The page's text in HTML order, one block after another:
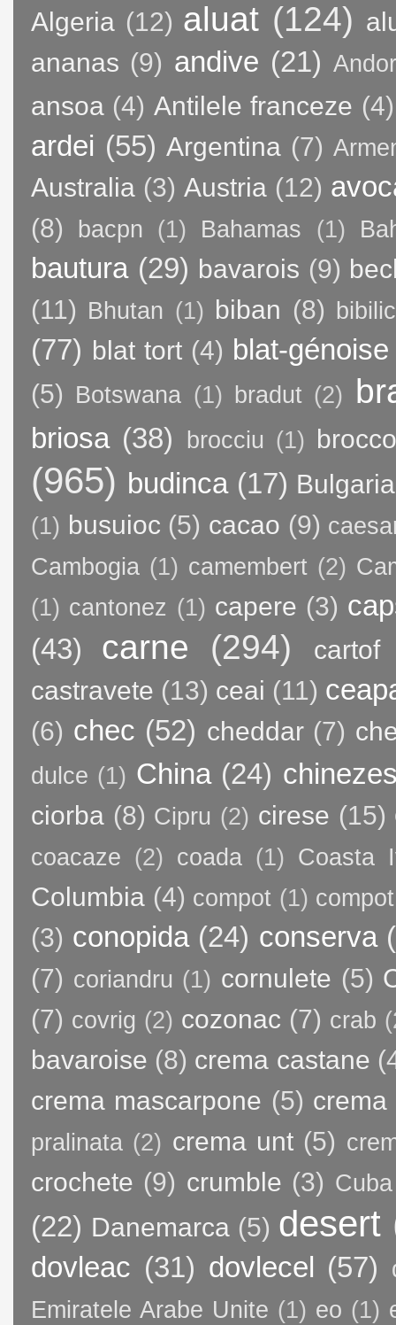
Algeria (12) aluat (124)
ananas (9) andive (21)
ansoa (4) Antilele franceze (4)
ardei (55) Argentina (7)
Australia (3) Austria (12)
(8) bacpn (1) Bahamas (1)
bautura (29) bavarois (9)
(11) Bhutan (1) biban (8)
(77) blat tort (4) blat-génoise
(5) Botswana (1) bradut (2)
briosa (38) brocciu (1)
(965) budinca (17) Bulgaria
(1) busuioc (5) cacao (9)
Cambogia (1) camembert (2)
(1) cantonez (1) capere (3)
(43)
carne (294)
cartof
castravete (13) ceai (11)
(6) chec (52) cheddar (7)
dulce (1) China (24)
ciorba (8) Cipru (2) cirese (15)
coacaze (2) coada (1) Coasta
Columbia (4) compot (1)
(3) conopida (24) conserva
(7) coriandru (1) cornulete (5)
(7) covrig (2) cozonac (7) crab
bavaroise (8) crema castane
crema mascarpone (5) crema
pralinata (2) crema unt (5)
crochete (9) crumble (3) Cuba
(22) Danemarca (5) desert
dovleac (31) dovlecel (57)
Emiratele Arabe Unite (1) eo (1)